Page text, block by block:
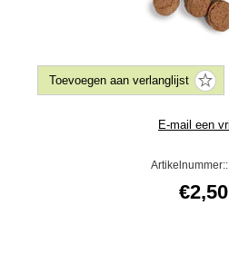
Artikelnummer::
€2,50